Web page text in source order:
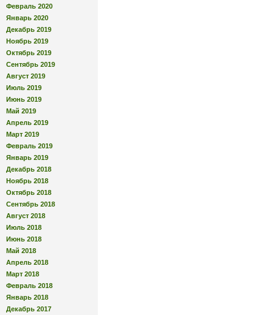
Февраль 2020
Январь 2020
Декабрь 2019
Ноябрь 2019
Октябрь 2019
Сентябрь 2019
Август 2019
Июль 2019
Июнь 2019
Май 2019
Апрель 2019
Март 2019
Февраль 2019
Январь 2019
Декабрь 2018
Ноябрь 2018
Октябрь 2018
Сентябрь 2018
Август 2018
Июль 2018
Июнь 2018
Май 2018
Апрель 2018
Март 2018
Февраль 2018
Январь 2018
Декабрь 2017